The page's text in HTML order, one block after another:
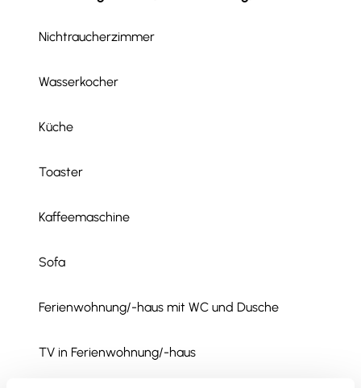
Nichtraucherzimmer
Wasserkocher
Küche
Toaster
Kaffeemaschine
Sofa
Ferienwohnung/-haus mit WC und Dusche
TV in Ferienwohnung/-haus